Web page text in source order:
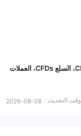
الفوركس CFDs، الأسهم CFDs، المؤشرات CFDs، السلع CFDs، العملات
وقت التحديث： 2026-08-08